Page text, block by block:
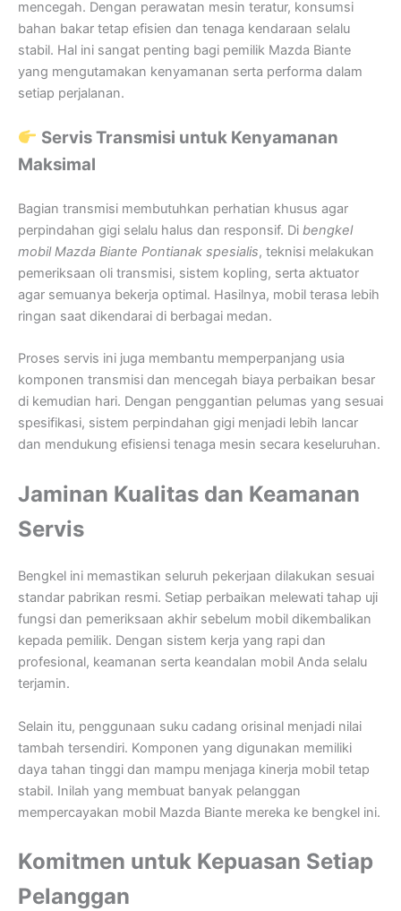
mencegah. Dengan perawatan mesin teratur, konsumsi
bahan bakar tetap efisien dan tenaga kendaraan selalu
stabil. Hal ini sangat penting bagi pemilik Mazda Biante
yang mengutamakan kenyamanan serta performa dalam
setiap perjalanan.
Servis Transmisi untuk Kenyamanan
Maksimal
Bagian transmisi membutuhkan perhatian khusus agar
perpindahan gigi selalu halus dan responsif. Di bengkel
mobil Mazda Biante Pontianak spesialis, teknisi melakukan
pemeriksaan oli transmisi, sistem kopling, serta aktuator
agar semuanya bekerja optimal. Hasilnya, mobil terasa lebih
ringan saat dikendarai di berbagai medan.
Proses servis ini juga membantu memperpanjang usia
komponen transmisi dan mencegah biaya perbaikan besar
di kemudian hari. Dengan penggantian pelumas yang sesuai
spesifikasi, sistem perpindahan gigi menjadi lebih lancar
dan mendukung efisiensi tenaga mesin secara keseluruhan.
Jaminan Kualitas dan Keamanan
Servis
Bengkel ini memastikan seluruh pekerjaan dilakukan sesuai
standar pabrikan resmi. Setiap perbaikan melewati tahap uji
fungsi dan pemeriksaan akhir sebelum mobil dikembalikan
kepada pemilik. Dengan sistem kerja yang rapi dan
profesional, keamanan serta keandalan mobil Anda selalu
terjamin.
Selain itu, penggunaan suku cadang orisinal menjadi nilai
tambah tersendiri. Komponen yang digunakan memiliki
daya tahan tinggi dan mampu menjaga kinerja mobil tetap
stabil. Inilah yang membuat banyak pelanggan
mempercayakan mobil Mazda Biante mereka ke bengkel ini.
Komitmen untuk Kepuasan Setiap
Pelanggan